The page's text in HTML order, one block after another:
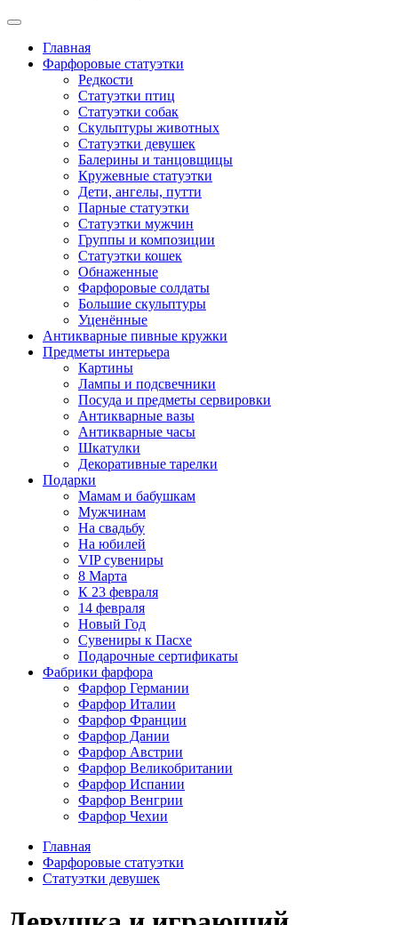
Главная
Фарфоровые статуэтки
Редкости
Cтатуэтки птиц
Cтатуэтки собак
Скульптуры животных
Статуэтки девушек
Балерины и танцовщицы
Кружевные статуэтки
Дети, ангелы, путти
Парные статуэтки
Статуэтки мужчин
Группы и композиции
Статуэтки кошек
Обнаженные
Фарфоровые солдаты
Большие скульптуры
Уценённые
Антикварные пивные кружки
Предметы интерьера
Картины
Лампы и подсвечники
Посуда и предметы сервировки
Антикварные вазы
Антикварные часы
Шкатулки
Декоративные тарелки
Подарки
Мамам и бабушкам
Мужчинам
На свадьбу
На юбилей
VIP сувениры
8 Марта
К 23 февраля
14 февраля
Новый Год
Сувениры к Пасхе
Подарочные сертификаты
Фабрики фарфора
Фарфор Германии
Фарфор Италии
Фарфор Франции
Фарфор Дании
Фарфор Австрии
Фарфор Великобритании
Фарфор Испании
Фарфор Венгрии
Фарфор Чехии
Главная
Фарфоровые статуэтки
Статуэтки девушек